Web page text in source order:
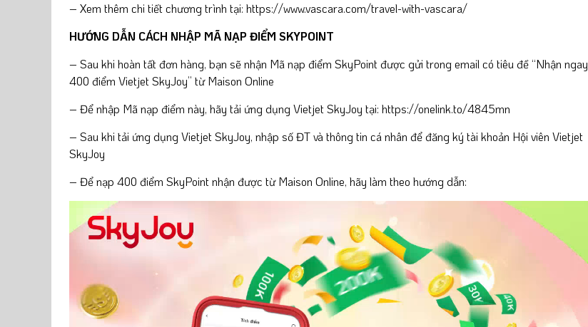
– Xem thêm chi tiết chương trình tại: https://www.vascara.com/travel-with-vascara/
HƯỚNG DẪN CÁCH NHẬP MÃ NẠP ĐIỂM SKYPOINT
– Sau khi hoàn tất đơn hàng, bạn sẽ nhận Mã nạp điểm SkyPoint được gửi trong email có tiêu đề “Nhận ngay
400 điểm Vietjet SkyJoy” từ Maison Online
– Để nhập Mã nạp điểm này, hãy tải ứng dụng Vietjet SkyJoy tại: https://onelink.to/4845mn
– Sau khi tải ứng dụng Vietjet SkyJoy, nhập số ĐT và thông tin cá nhân để đăng ký tài khoản Hội viên Vietjet
SkyJoy
– Để nạp 400 điểm SkyPoint nhận được từ Maison Online, hãy làm theo hướng dẫn:
Player